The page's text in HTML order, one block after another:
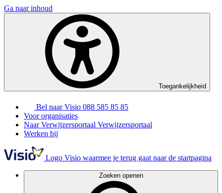
Ga naar inhoud
Toegankelijkheid
Bel naar Visio 088 585 85 85
Voor organisaties
Naar Verwijzersportaal Verwijzersportaal
Werken bij
Logo Visio waarmee je terug gaat naar de startpagina
Zoeken openen